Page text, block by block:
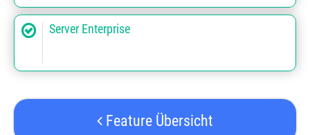
Server Enterprise
Feature Übersicht